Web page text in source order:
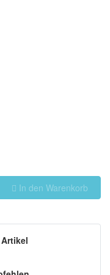
In den Warenkorb